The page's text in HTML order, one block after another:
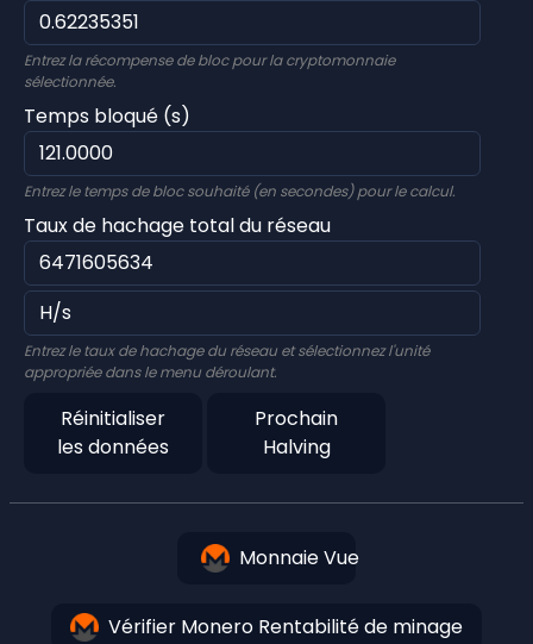
Entrez la récompense de bloc pour la cryptomonnaie
sélectionnée.
Temps bloqué (s)
Entrez le temps de bloc souhaité (en secondes) pour le calcul.
Taux de hachage total du réseau
Entrez le taux de hachage du réseau et sélectionnez l'unité
appropriée dans le menu déroulant.
Réinitialiser
les données
Prochain
Halving
Monnaie Vue
Vérifier Monero Rentabilité de minage